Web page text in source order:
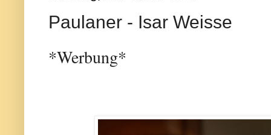
Paulaner - Isar Weisse
*Werbung*